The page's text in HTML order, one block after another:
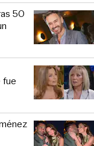
50
fue